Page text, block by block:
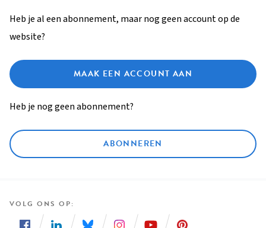
Heb je al een abonnement, maar nog geen account op de
website?
MAAK EEN ACCOUNT AAN
Heb je nog geen abonnement?
ABONNEREN
VOLG ONS OP